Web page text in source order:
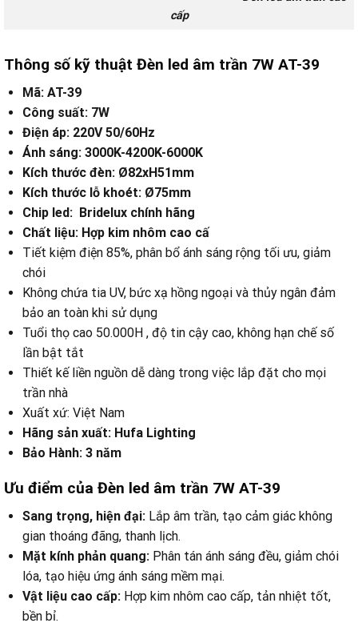
cấp
Thông số kỹ thuật Đèn led âm trần 7W AT-39
Mã: AT-39
Công suất: 7W
Điện áp: 220V 50/60Hz
Ánh sáng: 3000K-4200K-6000K
Kích thước đèn: Ø82xH51mm
Kích thước lỗ khoét: Ø75mm
Chip led: Bridelux chính hãng
Chất liệu: Hợp kim nhôm cao cấ
Tiết kiệm điện 85%, phân bổ ánh sáng rộng tối ưu, giảm
chói
Không chứa tia UV, bức xạ hồng ngoại và thủy ngân đảm
bảo an toàn khi sử dụng
Tuổi thọ cao 50.000H , độ tin cậy cao, không hạn chế số
lần bật tắt
Thiết kế liền nguồn dễ dàng trong việc lắp đặt cho mọi
trần nhà
Xuất xứ: Việt Nam
Hãng sản xuất: Hufa Lighting
Bảo Hành: 3 năm
Ưu điểm của Đèn led âm trần 7W AT-39
Sang trọng, hiện đại: Lắp âm trần, tạo cảm giác không
gian thoáng đãng, thanh lịch.
Mặt kính phản quang: Phân tán ánh sáng đều, giảm chói
lóa, tạo hiệu ứng ánh sáng mềm mại.
Vật liệu cao cấp: Hợp kim nhôm cao cấp, tản nhiệt tốt,
bền bỉ.